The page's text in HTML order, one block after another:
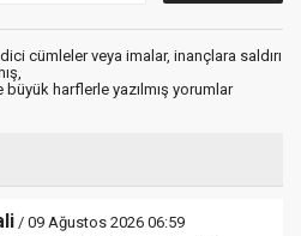
cümleler veya imalar, inançlara saldırı
harflerle yazılmış yorumlar
/ 09 Ağustos 2026 06:59